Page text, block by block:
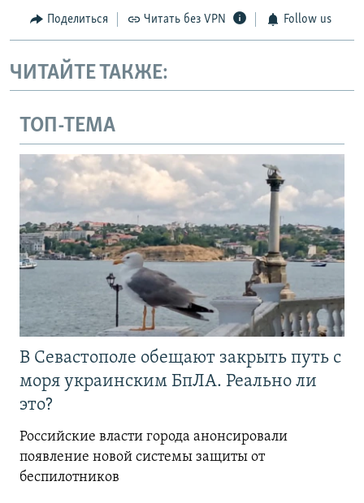
Поделиться Читать без VPN Follow us
ЧИТАЙТЕ ТАКЖЕ:
ТОП-ТЕМА
В Севастополе обещают закрыть путь с
моря украинским БпЛА. Реально ли
это?
Российские власти города анонсировали
появление новой системы защиты от
беспилотников